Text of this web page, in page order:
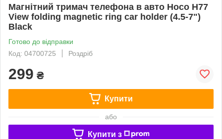
Магнітний тримач телефона в авто Hoco H77
View folding magnetic ring car holder (4.5-7")
Black
Готово до відправки
Код: 04700725
Роздріб
299 ₴
Купити
або
Купити з